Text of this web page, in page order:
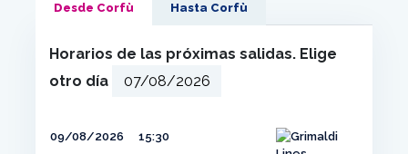
Desde Corfù Hasta Corfù
Horarios de las próximas salidas. Elige
otro día
09/08/2026 15:30